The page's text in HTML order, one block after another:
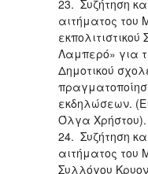
23. Συζήτηση
αιτήματος του
Λαμπερό» για
Δημοτικού
εκδηλώσεων.
Όλγα Χρήστου).
24. Συζήτηση
αιτήματος του
Συλλόγου